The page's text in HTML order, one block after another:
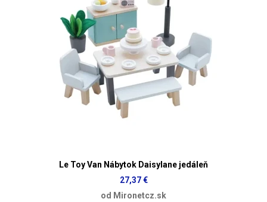
Le Toy Van Nábytok Daisylane jedáleň
27,37 €
od Mironetcz.sk